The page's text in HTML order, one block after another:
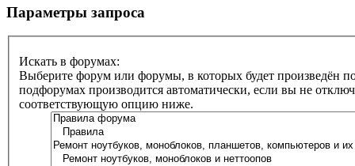
Параметры запроса
Искать в форумах:
Выберите форум или форумы, в которых будет произведён
подфорумах производится автоматически, если вы не
соответствующую опцию ниже.